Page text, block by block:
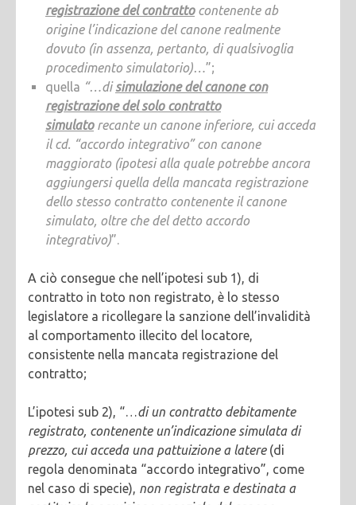
registrazione del contrattocontenente ab
origine l’indicazione del canone realmente
dovuto (in assenza, pertanto, di qualsivoglia
procedimento simulatorio)…”;
quella “…disimulazione del canone con
registrazione del solo contratto
simulatorecante un canone inferiore, cui acceda
il cd. “accordo integrativo” con canone
maggiorato (ipotesi alla quale potrebbe ancora
aggiungersi quella della mancata registrazione
dello stesso contratto contenente il canone
simulato, oltre che del detto accordo
integrativo)”.
A ciò consegue che nell’ipotesi sub 1), di
contratto in toto non registrato, è lo stesso
legislatore a ricollegare la sanzione dell’invalidità
al comportamento illecito del locatore,
consistente nella mancata registrazione del
contratto;
L’ipotesi sub 2), “…di un contratto debitamente
registrato, contenente un’indicazione simulata di
prezzo, cui acceda una pattuizione a latere(di
regola denominata “accordo integrativo”, come
nel caso di specie), non registrata e destinata a